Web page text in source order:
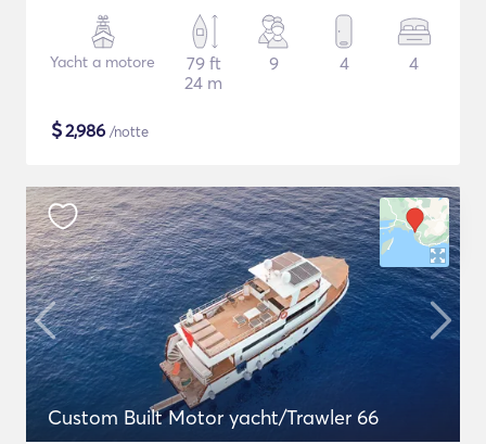
Yacht a motore
79 ft
24 m
9 4 4
$2,986 /notte
Custom Built Motor yacht/Trawler 66